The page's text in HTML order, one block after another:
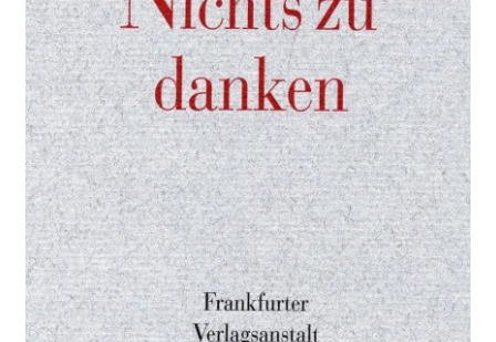
AKTUELLES
NEWSLETTER
WEITERE VERLAGE
Search: